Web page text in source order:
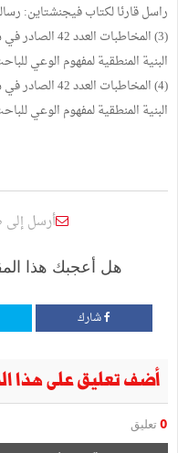
راسل قارئا لكتاب فيجنشتاين:
البنية المنطقية لمفهوم الوعي
البنية المنطقية لمفهوم الوعي
أرسل
هل أعجبك هذا
شارك
أضف تعليق على هذا
0 تعليق